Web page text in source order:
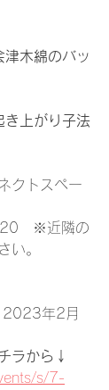
木綿のバッ
上がり子法
クトスペー
　※近隣の
い。
年2月
ラから↓
s/7-